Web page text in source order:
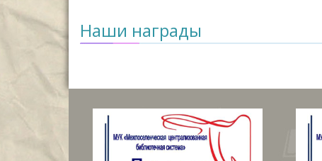
Наши награды